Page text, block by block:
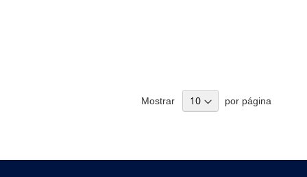
Mostrar por página